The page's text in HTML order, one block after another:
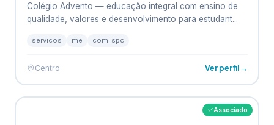
Colégio Advento — educação integral com ensino de
qualidade, valores e desenvolvimento para estudant...
servicos me com_spc
Centro Ver perfil →
Associado